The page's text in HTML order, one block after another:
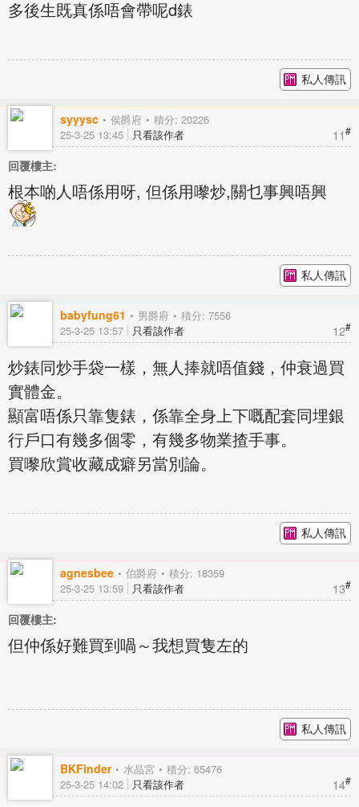
多後生既真係唔會帶呢d錶
私人傳訊
syyysc 侯爵府 積分: 20226
11#
25-3-25 13:45 只看該作者
回覆樓主:
根本啲人唔係用呀, 但係用嚟炒,關乜事興唔興
私人傳訊
babyfung61 男爵府 積分: 7556
12#
25-3-25 13:57 只看該作者
炒錶同炒手袋一樣，無人捧就唔值錢，仲衰過買
實體金。
顯富唔係只靠隻錶，係靠全身上下嘅配套同埋銀
行戶口有幾多個零，有幾多物業揸手事。
買嚟欣賞收藏成癖另當別論。
私人傳訊
agnesbee 伯爵府 積分: 18359
13#
25-3-25 13:59 只看該作者
回覆樓主:
但仲係好難買到喎～我想買隻左的
私人傳訊
BKFinder 水晶宮 積分: 65476
14#
25-3-25 14:02 只看該作者